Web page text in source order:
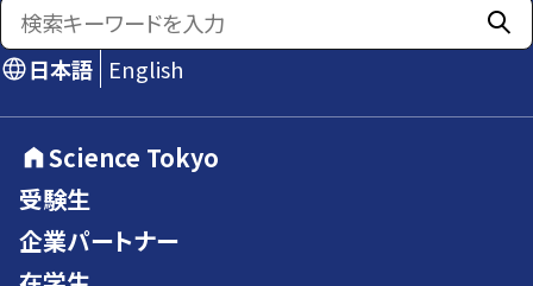
日本語 English
Science Tokyo
受験生
企業パートナー